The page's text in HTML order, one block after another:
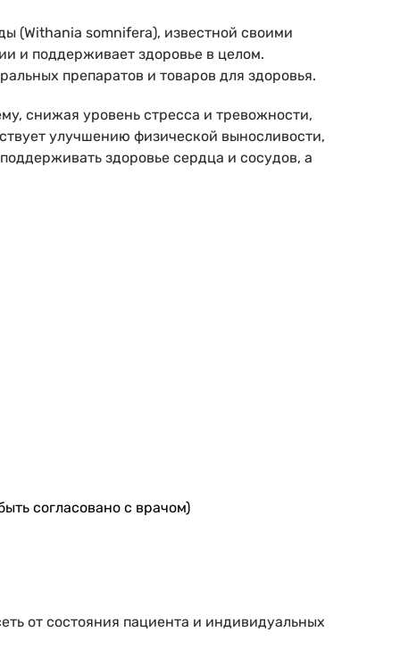
(Withania somnifera), известной своими
и поддерживает здоровье в целом.
препаратов и товаров для здоровья.
снижая уровень стресса и тревожности,
улучшению физической выносливости,
здоровье сердца и сосудов, а
согласовано с врачом)
от состояния пациента и индивидуальных